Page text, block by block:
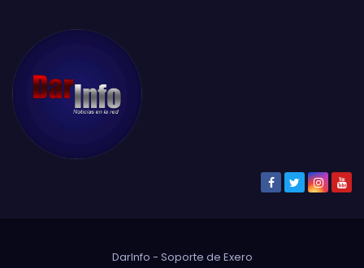
DarInfo - Soporte de Exero